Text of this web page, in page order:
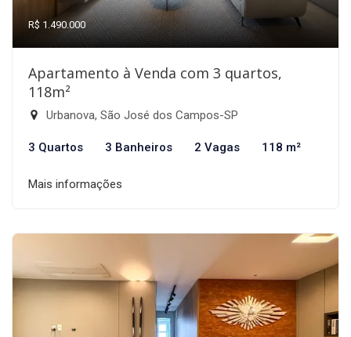
R$ 1.490.000
Apartamento à Venda com 3 quartos,
118m²
Urbanova, São José dos Campos-SP
3 Quartos 3 Banheiros 2 Vagas 118 m²
Mais informações